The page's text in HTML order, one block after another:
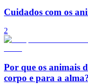
Cuidados com os
2
Por que os animais
corpo e para a